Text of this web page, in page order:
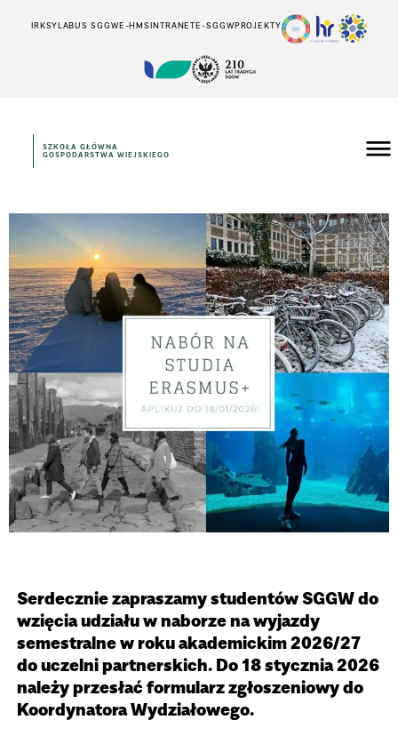
IRKSYLABUS SGGWE-HMSINTRANETE-SGGWPROJEKTY
SZKOŁA GŁÓWNA
GOSPODARSTWA WIEJSKIEGO
Serdecznie zapraszamy studentów SGGW do
wzięcia udziału w naborze na wyjazdy
semestralne w roku akademickim 2026/27
do uczelni partnerskich. Do 18 stycznia 2026
należy przesłać formularz zgłoszeniowy do
Koordynatora Wydziałowego.